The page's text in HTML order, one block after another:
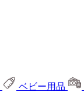
ベビー用品